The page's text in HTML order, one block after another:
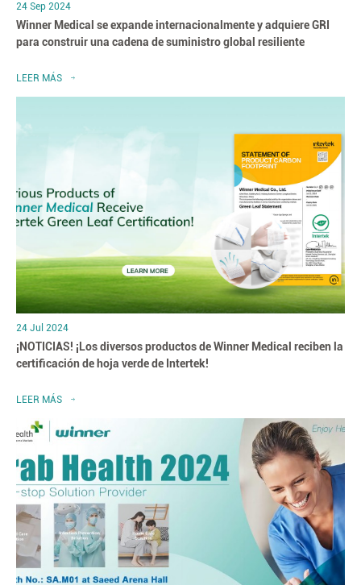
24 Sep 2024
Winner Medical se expande internacionalmente y adquiere GRI
para construir una cadena de suministro global resiliente
LEER MÁS
24 Jul 2024
¡NOTICIAS! ¡Los diversos productos de Winner Medical reciben la
certificación de hoja verde de Intertek!
LEER MÁS